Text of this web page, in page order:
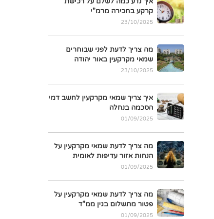
קרקע בחכירה מרמ"י
23/10/2025
מה צריך לדעת לפני שבוחרים
שמאי מקרקעין באור יהודה
23/10/2025
איך צריך שמאי מקרקעין לחשב דמי
הסכמה בנחלה
01/09/2025
מה צריך לדעת שמאי מקרקעין על
הנחות אזור עדיפות לאומית
01/09/2025
מה צריך לדעת שמאי מקרקעין על
פטור מתשלום בגין ממ"ד
01/09/2025